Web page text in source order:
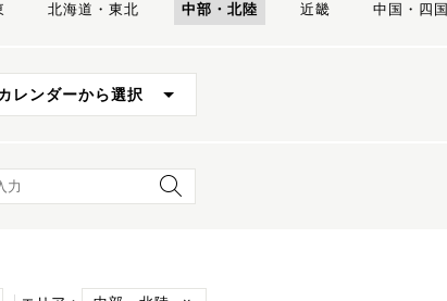
北海道・東北 中部・北陸 近畿 中国・四国
レンダーから選択